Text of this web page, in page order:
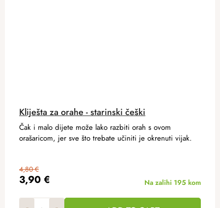
Kliješta za orahe - starinski češki
3,90 €
4,80 €
Na zalihi 195 kom
Čak i malo dijete može lako razbiti orah s ovom
orašaricom, jer sve što trebate učiniti je okrenuti vijak.